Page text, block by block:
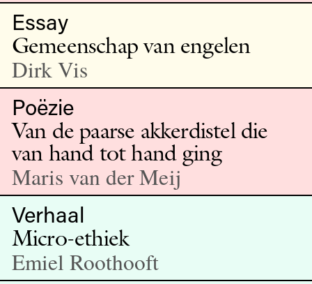
Essay
Gemeenschap van engelen
Dirk Vis
Poëzie
Van de paarse akkerdistel die
van hand tot hand ging
Maris van der Meij
Verhaal
Micro-ethiek
Emiel Roothooft